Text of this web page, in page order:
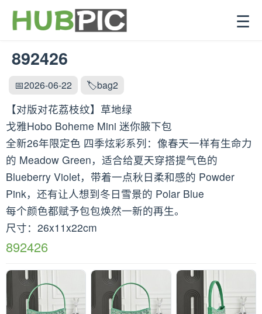
☰
892426
📅2026-06-22 🏷️bag2
【对版对花荔枝纹】草地绿
戈雅Hobo Boheme Mini 迷你腋下包
全新26年限定色 四季炫彩系列：像春天一样有生命力
的 Meadow Green，适合给夏天穿搭提气色的
Blueberry Violet，带着一点秋日柔和感的 Powder
Pink，还有让人想到冬日雪景的 Polar Blue
每个颜色都赋予包包焕然一新的再生。
尺寸：26x11x22cm
892426